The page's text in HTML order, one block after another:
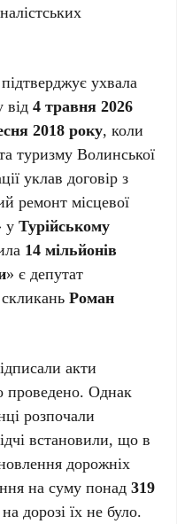
ухвала
від4 травня 2026
2018 року, коли
туризму Волинської
уклав договір з
ремонт місцевої
уТурійському
14 мільйонів
» є депутат
скликаньРоман
акти
проведено. Однак
розпочали
встановили, що в
дорожніх
на суму понад319
дорозі їх не було.